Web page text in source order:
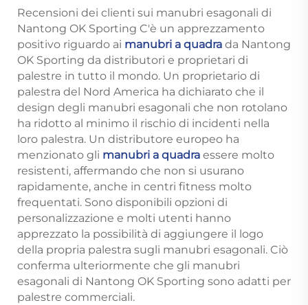
Recensioni dei clienti sui manubri esagonali di
Nantong OK Sporting C'è un apprezzamento
positivo riguardo ai manubri a quadra da Nantong
OK Sporting da distributori e proprietari di
palestre in tutto il mondo. Un proprietario di
palestra del Nord America ha dichiarato che il
design degli manubri esagonali che non rotolano
ha ridotto al minimo il rischio di incidenti nella
loro palestra. Un distributore europeo ha
menzionato gli manubri a quadra essere molto
resistenti, affermando che non si usurano
rapidamente, anche in centri fitness molto
frequentati. Sono disponibili opzioni di
personalizzazione e molti utenti hanno
apprezzato la possibilità di aggiungere il logo
della propria palestra sugli manubri esagonali. Ciò
conferma ulteriormente che gli manubri
esagonali di Nantong OK Sporting sono adatti per
palestre commerciali.